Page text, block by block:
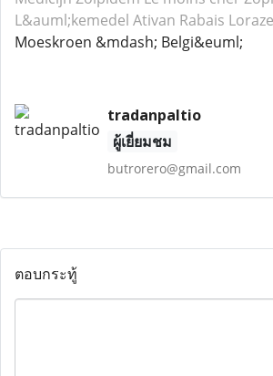
L&auml;kemedel Ativan Rabais
Moeskroen &mdash; Belgi&euml;
tradanpaltio
ผู้เยี่ยมชม
butrorero@gmail.com
ตอบกระทู้